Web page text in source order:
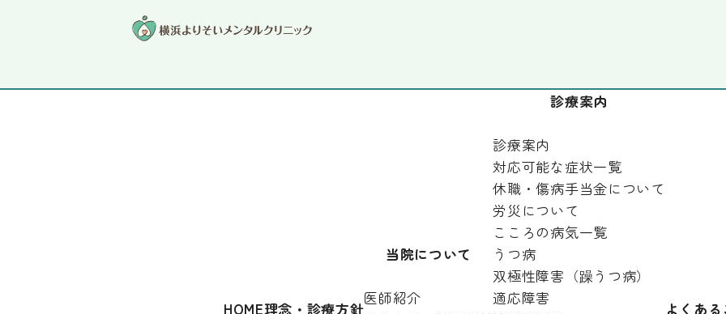
HOME理念・診療方針
当院について
医師紹介
診療案内
診療案内
対応可能な症状一覧
休職・傷病手当金について
労災について
こころの病気一覧
うつ病
双極性障害（躁うつ病）
適応障害
よくあ
よりそいメンタルクリニック